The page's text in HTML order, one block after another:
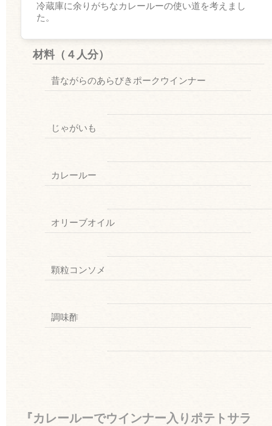
冷蔵庫に余りがちなカレールーの使い道を考えまし
た。
材料（４人分）
昔ながらのあらびきポークウインナー
じゃがいも
カレールー
オリーブオイル
顆粒コンソメ
調味酢
『カレールーでウインナー入りポテトサラ